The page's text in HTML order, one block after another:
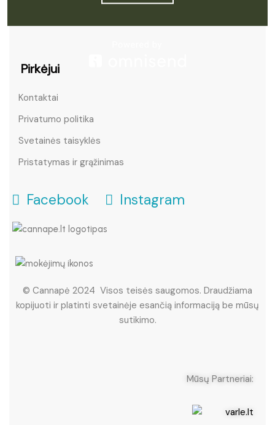
Pirkėjui
Kontaktai
Privatumo politika
Svetainės taisyklės
Pristatymas ir grąžinimas
Facebook Instagram
© Cannapė 2024 Visos teisės saugomos. Draudžiama
kopijuoti ir platinti svetainėje esančią informaciją be mūsų
sutikimo.
Mūsų Partneriai: